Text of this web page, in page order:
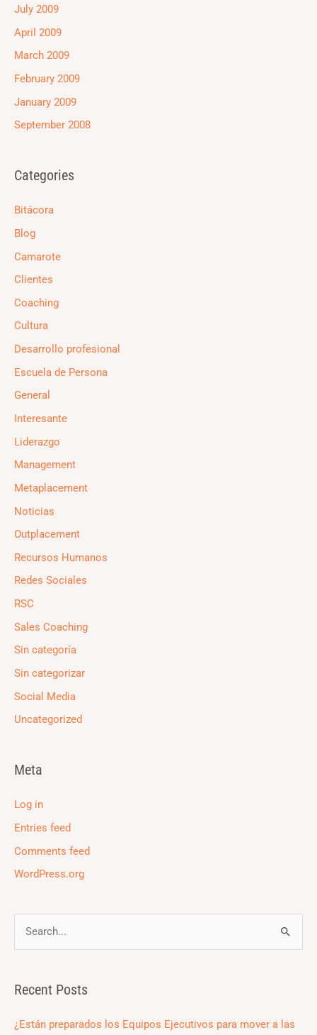
July 2009
April 2009
March 2009
February 2009
January 2009
September 2008
Categories
Bitácora
Blog
Camarote
Clientes
Coaching
Cultura
Desarrollo profesional
Escuela de Persona
General
Interesante
Liderazgo
Management
Metaplacement
Noticias
Outplacement
Recursos Humanos
Redes Sociales
RSC
Sales Coaching
Sin categoría
Sin categorizar
Social Media
Uncategorized
Meta
Log in
Entries feed
Comments feed
WordPress.org
rRecent Posts
¿Están preparados los Equipos Ejecutivos para mover a las